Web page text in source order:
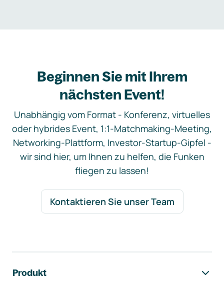
Beginnen Sie mit Ihrem
nächsten Event!
Unabhängig vom Format - Konferenz, virtuelles
oder hybrides Event, 1:1-Matchmaking-Meeting,
Networking-Plattform, Investor-Startup-Gipfel -
wir sind hier, um Ihnen zu helfen, die Funken
fliegen zu lassen!
Kontaktieren Sie unser Team
Produkt